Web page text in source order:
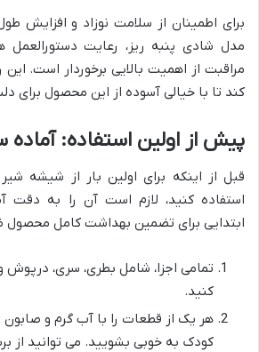
برای اطمینان از سلامت نوزاد و افزایش
مدل شادی پنبه ریز، رعایت
مراقبت از اهمیت بالایی برخوردار است.
کند تا با خیالی آسوده از این محصول برای
پیش از اولین استفاده: آماده
قبل از اینکه برای اولین بار از شیشه
استفاده کنید، لازم است آن را به دقت
ابتدایی برای تضمین بهداشت کامل
تمامی اجزا، شامل بطری، سری، درپوش
کنید.
هر یک از قطعات را با آب گرم و
کودک به خوبی بشویید. می توانید از